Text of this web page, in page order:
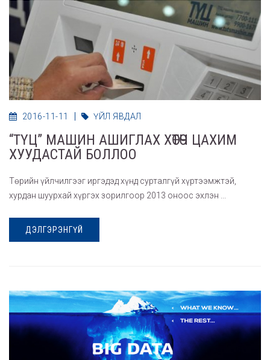
2016-11-11 ҮЙЛ ЯВДАЛ
“ТҮЦ” МАШИН АШИГЛАХ ХӨТӨЧ ЦАХИМ
ХУУДАСТАЙ БОЛЛОО
Төрийн үйлчилгээг иргэдэд хүнд сурталгүй хүртээмжтэй,
хурдан шуурхай хүргэх зорилгоор 2013 оноос эхлэн ...
ДЭЛГЭРЭНГҮЙ